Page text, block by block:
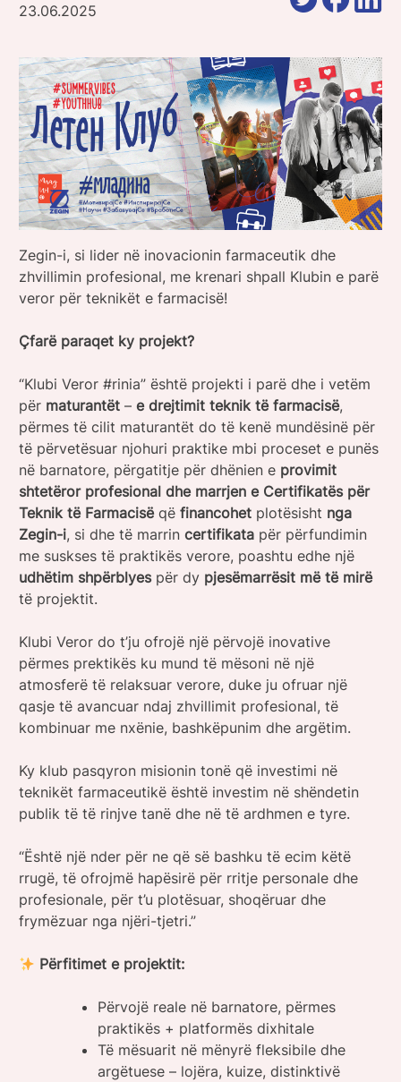
23.06.2025
Zegin-i, si lider në inovacionin farmaceutik dhe
zhvillimin profesional, me krenari shpall Klubin e parë
veror për teknikët e farmacisë!
Çfarë paraqet ky projekt?
“Klubi Veror #rinia” është projekti i parë dhe i vetëm
për maturantët – e drejtimit teknik të farmacisë,
përmes të cilit maturantët do të kenë mundësinë për
të përvetësuar njohuri praktike mbi proceset e punës
në barnatore, përgatitje për dhënien e provimit
shtetëror profesional dhe marrjen e Certifikatës për
Teknik të Farmacisëqë financohet plotësisht nga
Zegin-i, si dhe të marrin certifikata për përfundimin
me suskses të praktikës verore, poashtu edhe një
udhëtim shpërblyespër dy pjesëmarrësit më të mirë
të projektit.
Klubi Veror do t’ju ofrojë një përvojë inovative
përmes prektikës ku mund të mësoni në një
atmosferë të relaksuar verore, duke ju ofruar një
qasje të avancuar ndaj zhvillimit profesional, të
kombinuar me nxënie, bashkëpunim dhe argëtim.
Ky klub pasqyron misionin tonë që investimi në
teknikët farmaceutikë është investim në shëndetin
publik të të rinjve tanë dhe në të ardhmen e tyre.
“Është një nder për ne që së bashku të ecim këtë
rrugë, të ofrojmë hapësirë ​​për rritje personale dhe
profesionale, për t’u plotësuar, shoqëruar dhe
frymëzuar nga njëri-tjetri.”
Përfitimet e projektit:
Përvojë reale në barnatore, përmes
praktikës + platformës dixhitale
Të mësuarit në mënyrë fleksibile dhe
argëtuese – lojëra, kuize, distinktivë